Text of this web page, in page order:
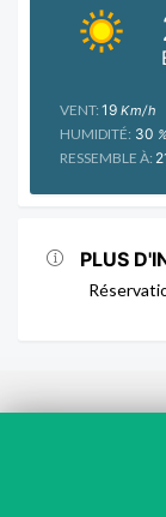
VENT: 19 Km/h
HUMIDITÉ: 30
RESSEMBLE À:
PLUS